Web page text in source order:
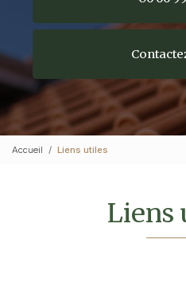
Accueil Liens utiles
Liens